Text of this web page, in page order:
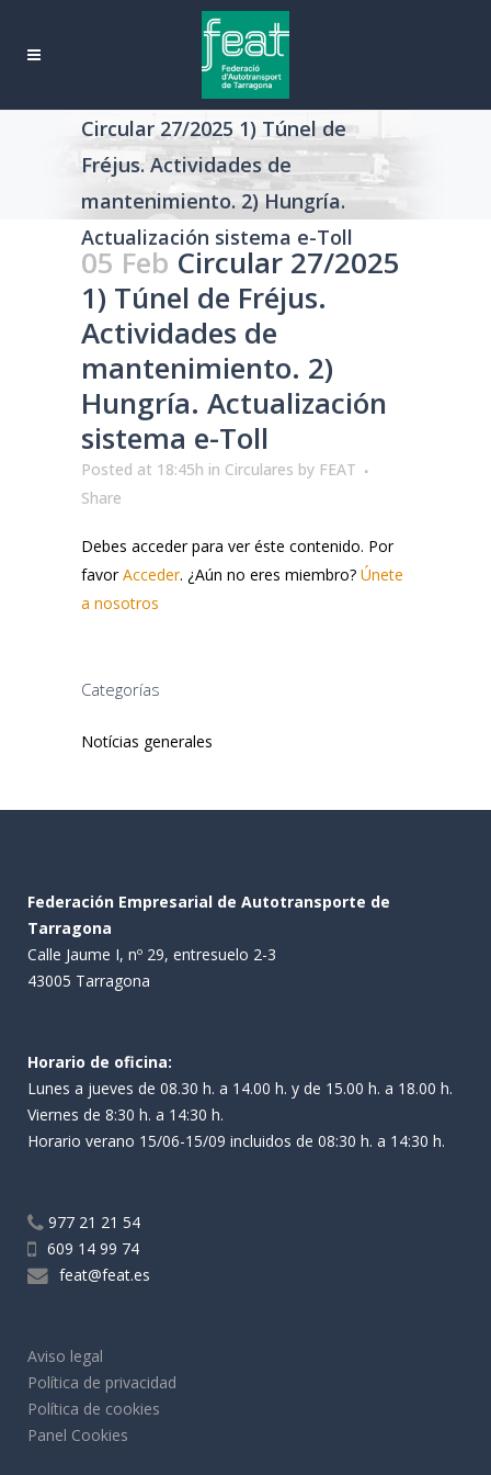
Circular 27/2025 1) Túnel de
Fréjus. Actividades de
mantenimiento. 2) Hungría.
Actualización sistema e-Toll
05 Feb Circular 27/2025
1) Túnel de Fréjus.
Actividades de
mantenimiento. 2)
Hungría. Actualización
sistema e-Toll
Posted at 18:45h in Circulares by FEAT
Share
Debes acceder para ver éste contenido. Por
favorAcceder. ¿Aún no eres miembro? Únete
a nosotros
Categorías
Notícias generales
Federación Empresarial de Autotransporte de
Tarragona
Calle Jaume I, nº 29, entresuelo 2-3
43005 Tarragona
Horario de oficina:
Lunes a jueves de 08.30 h. a 14.00 h. y de 15.00 h. a 18.00 h.
Viernes de 8:30 h. a 14:30 h.
Horario verano 15/06-15/09 incluidos de 08:30 h. a 14:30 h.
977 21 21 54
609 14 99 74
feat@feat.es
Aviso legal
Política de privacidad
Política de cookies
Panel Cookies